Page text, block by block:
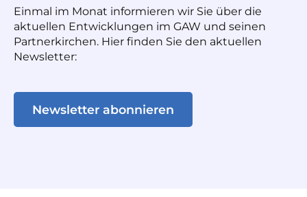
Einmal im Monat informieren wir Sie über die
aktuellen Entwicklungen im GAW und seinen
Partnerkirchen. Hier finden Sie den aktuellen
Newsletter:
Newsletter abonnieren